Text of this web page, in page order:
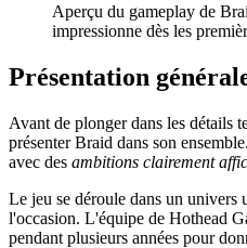
Aperçu du gameplay de
impressionne dès les
Présentation
Avant de plonger dans les détails
présenter Braid dans son
avec des ambitions clairement
Le jeu se déroule dans un univers
l'occasion. L'équipe de Hothead
pendant plusieurs années pour